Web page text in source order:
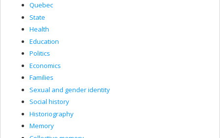
Quebec
State
Health
Education
Politics
Economics
Families
Sexual and gender identity
Social history
Historiography
Memory